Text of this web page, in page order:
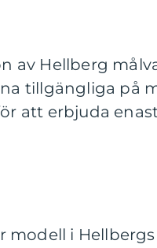
av Hellberg
tillgängliga på
att erbjuda
modell i